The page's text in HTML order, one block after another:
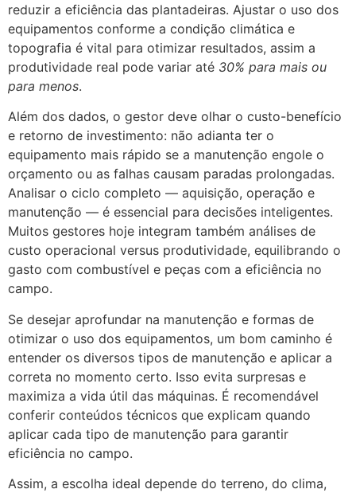
reduzir a eficiência das plantadeiras. Ajustar o uso dos
equipamentos conforme a condição climática e
topografia é vital para otimizar resultados, assim a
produtividade real pode variar até 30% para mais ou
para menos.
Além dos dados, o gestor deve olhar o custo-benefício
e retorno de investimento: não adianta ter o
equipamento mais rápido se a manutenção engole o
orçamento ou as falhas causam paradas prolongadas.
Analisar o ciclo completo — aquisição, operação e
manutenção — é essencial para decisões inteligentes.
Muitos gestores hoje integram também análises de
custo operacional versus produtividade, equilibrando o
gasto com combustível e peças com a eficiência no
campo.
Se desejar aprofundar na manutenção e formas de
otimizar o uso dos equipamentos, um bom caminho é
entender os diversos tipos de manutenção e aplicar a
correta no momento certo. Isso evita surpresas e
maximiza a vida útil das máquinas. É recomendável
conferir conteúdos técnicos que explicam quando
aplicar cada tipo de manutenção para garantir
eficiência no campo.
Assim, a escolha ideal depende do terreno, do clima,